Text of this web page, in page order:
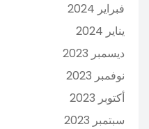
فبراير 2024
يناير 2024
ديسمبر 2023
نوفمبر 2023
أكتوبر 2023
سبتمبر 2023